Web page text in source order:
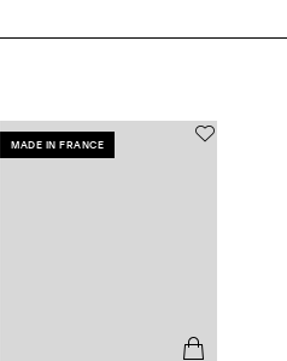
MADE IN FRANCE